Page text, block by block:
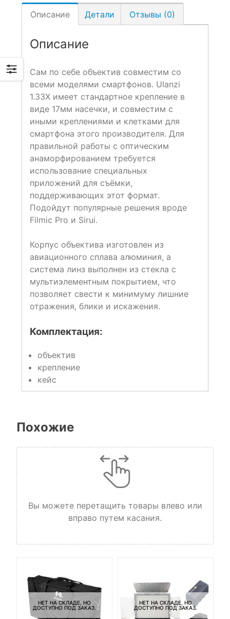
Описание Детали Отзывы (0)
Описание
Сам по себе объектив совместим со
всеми моделями смартфонов. Ulanzi
1.33X имеет стандартное крепление в
виде 17мм насечки, и совместим с
иными креплениями и клетками для
смартфона этого производителя. Для
правильной работы с оптическим
анаморфированием требуется
использование специальных
приложений для съёмки,
поддерживающих этот формат.
Подойдут популярные решения вроде
Filmic Pro и Sirui.
Корпус объектива изготовлен из
авиационного сплава алюминия, а
система линз выполнен из стекла с
мультиэлементным покрытием, что
позволяет свести к минимуму лишние
отражения, блики и искажения.
Комплектация:
объектив
крепление
кейс
Похожие
Вы можете перетащить товары влево или
вправо путем касания.
НЕТ НА СКЛАДЕ, НО
ДОСТУПНО ПОД ЗАКАЗ.
НЕТ НА СКЛАДЕ, НО
ДОСТУПНО ПОД ЗАКАЗ.